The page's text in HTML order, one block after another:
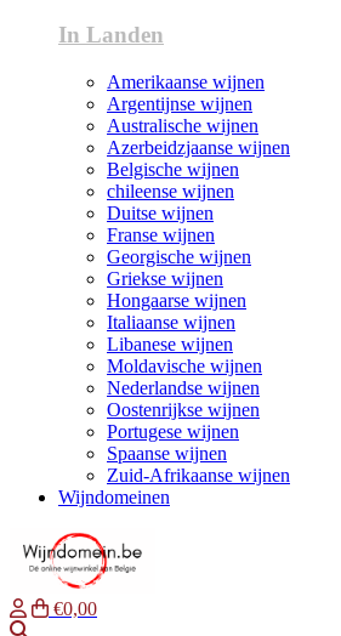
In Landen
Amerikaanse wijnen
Argentijnse wijnen
Australische wijnen
Azerbeidzjaanse wijnen
Belgische wijnen
chileense wijnen
Duitse wijnen
Franse wijnen
Georgische wijnen
Griekse wijnen
Hongaarse wijnen
Italiaanse wijnen
Libanese wijnen
Moldavische wijnen
Nederlandse wijnen
Oostenrijkse wijnen
Portugese wijnen
Spaanse wijnen
Zuid-Afrikaanse wijnen
Wijndomeinen
€0,00